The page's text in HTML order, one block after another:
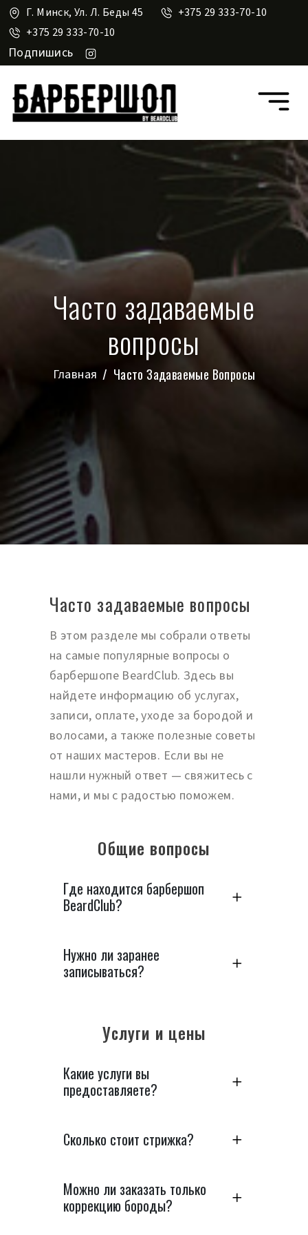
Г. Минск, Ул. Л. Беды 45
+375 29 333-70-10
+375 29 333-70-10
Подпишись
Часто задаваемые
вопросы
Главная Часто Задаваемые Вопросы
Часто задаваемые вопросы
В этом разделе мы собрали ответы
на самые популярные вопросы о
барбершопе BeardClub. Здесь вы
найдете информацию об услугах,
записи, оплате, уходе за бородой и
волосами, а также полезные советы
от наших мастеров. Если вы не
нашли нужный ответ — свяжитесь с
нами, и мы с радостью поможем.
Общие вопросы
Где находится барбершоп
BeardClub?
Нужно ли заранее
записываться?
Услуги и цены
Какие услуги вы
предоставляете?
Сколько стоит стрижка?
Можно ли заказать только
коррекцию бороды?